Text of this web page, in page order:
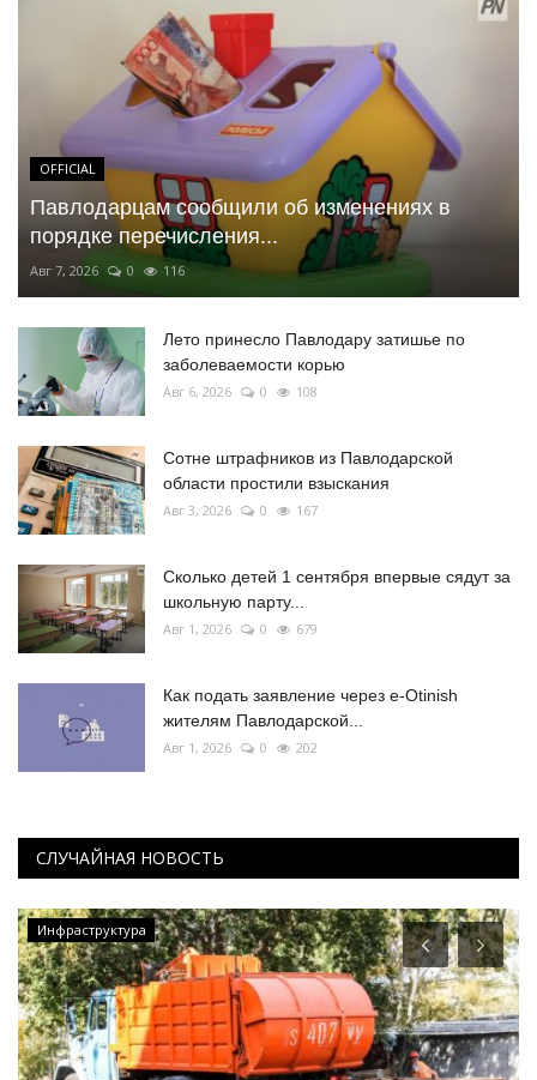
OFFICIAL
Павлодарцам сообщили об изменениях в
порядке перечисления...
Авг 7, 2026 0 116
Лето принесло Павлодару затишье по
заболеваемости корью
Авг 6, 2026 0 108
Сотне штрафников из Павлодарской
области простили взыскания
Авг 3, 2026 0 167
Сколько детей 1 сентября впервые сядут за
школьную парту...
Авг 1, 2026 0 679
Как подать заявление через e-Otinish
жителям Павлодарской...
Авг 1, 2026 0 202
СЛУЧАЙНАЯ НОВОСТЬ
Инфраструктура